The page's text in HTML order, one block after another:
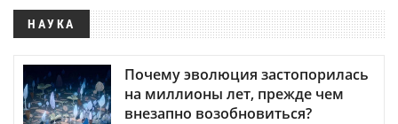
НАУКА
Почему эволюция застопорилась
на миллионы лет, прежде чем
внезапно возобновиться?